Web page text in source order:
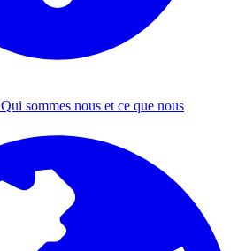
Qui sommes nous et ce que nous